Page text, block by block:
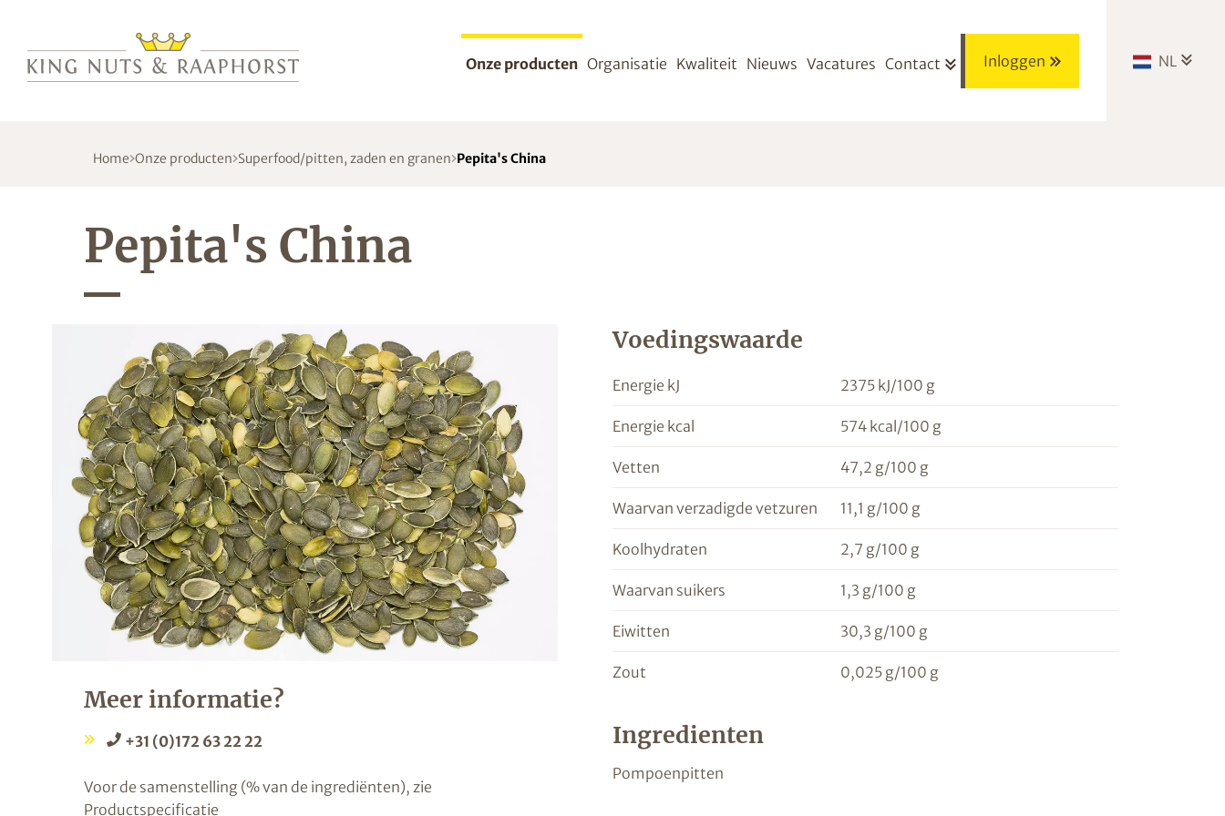
Onze producten Organisatie Kwaliteit Nieuws Vacatures Contact Inloggen NL
Home Onze producten Superfood/pitten, zaden en granen Pepita's China
Pepita's China
Meer informatie?
+31 (0)172 63 22 22
Voor de samenstelling (% van de ingrediënten), zie
Productspecificatie
Voedingswaarde
Energie kJ 2375 kJ/100 g
Energie kcal 574 kcal/100 g
Vetten 47,2 g/100 g
Waarvan verzadigde vetzuren 11,1 g/100 g
Koolhydraten 2,7 g/100 g
Waarvan suikers 1,3 g/100 g
Eiwitten 30,3 g/100 g
Zout 0,025 g/100 g
Ingredienten
Pompoenpitten